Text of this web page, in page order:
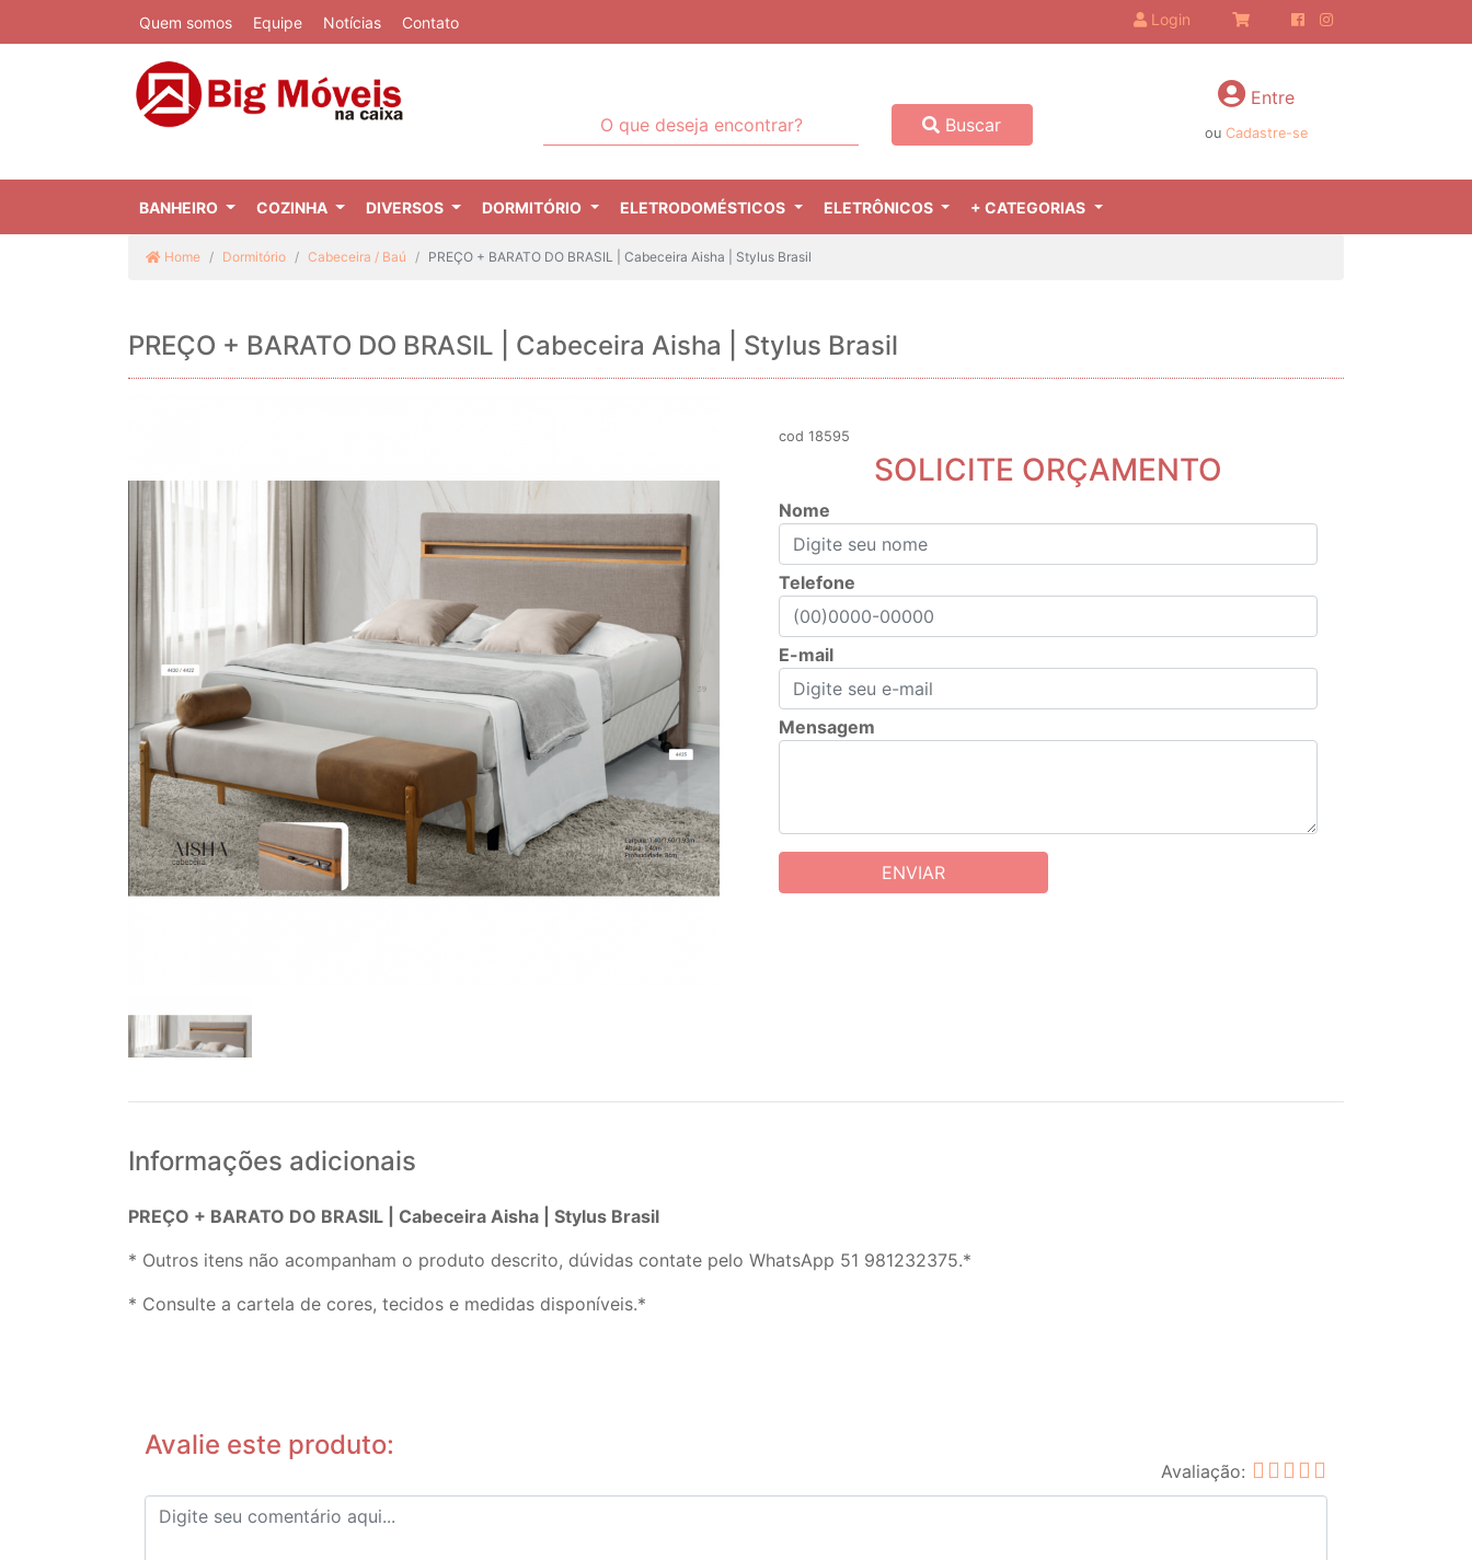
Quem somos Equipe Notícias Contato Login
Buscar
Entre
ou Cadastre-se
BANHEIRO COZINHA DIVERSOS DORMITÓRIO ELETRODOMÉSTICOS ELETRÔNICOS + CATEGORIAS
Home Dormitório Cabeceira / Baú PREÇO + BARATO DO BRASIL | Cabeceira Aisha | Stylus Brasil
PREÇO + BARATO DO BRASIL | Cabeceira Aisha | Stylus Brasil
cod 18595
SOLICITE ORÇAMENTO
Nome
Telefone
E-mail
Mensagem
ENVIAR
Informações adicionais
PREÇO + BARATO DO BRASIL | Cabeceira Aisha | Stylus Brasil
* Outros itens não acompanham o produto descrito, dúvidas contate pelo WhatsApp 51 981232375.*
* Consulte a cartela de cores, tecidos e medidas disponíveis.*
Avalie este produto:
Avaliação: